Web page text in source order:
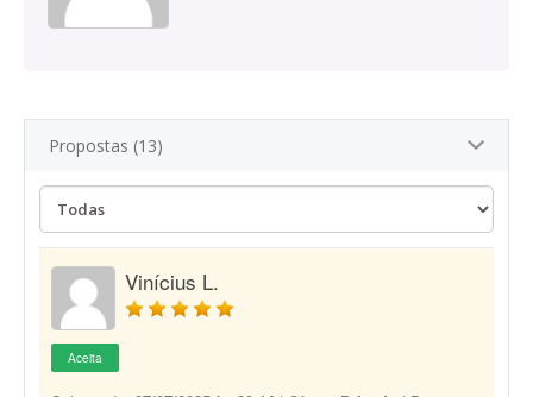
Propostas (13)
Vinícius L.
Aceita